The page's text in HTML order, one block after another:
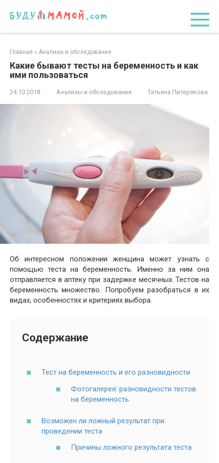
Главная » Анализы и обследования
Какие бывают тесты на беременность и как
ими пользоваться
24.10.2018 Анализы и обследования Татьяна Питерякова
Об интересном положении женщина может узнать с
помощью теста на беременность. Именно за ним она
отправляется в аптеку при задержке месячных. Тестов на
беременность множество. Попробуем разобраться в их
видах, особенностях и критериях выбора.
Содержание
Тест на беременность и его разновидности
Фотогалерея: разновидности тестов
на беременность
Возможен ли ложный результат при
проведении теста
Причины ложного результата теста